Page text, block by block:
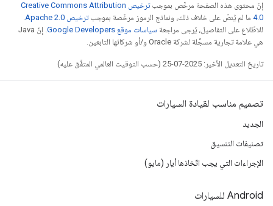
إنّ محتوى هذه الصفحة مرخّص بموجب
ترخيص Creative Commons Attribution
4.0‏ ما لم يُنصّ على خلاف ذلك، ونماذج الرموز مرخّصة بموجبترخيص Apache 2.0‏
.
للاطّلاع على التفاصيل، يُرجى مراجعة سياسات موقع Google Developers‏
. إنّ Java
هي علامة تجارية مسجَّلة لشركة Oracle و/أو شركائها التابعين.
تاريخ التعديل الأخير: 2025-07-25 (حسب التوقيت العالمي المتفَّق عليه)
تصميم مناسب لقيادة السيارات
الجديد
تصنيفات التنسيق
الإجراءات التي يجب اتّخاذها أيار (مايو)
‫Android للسيارات